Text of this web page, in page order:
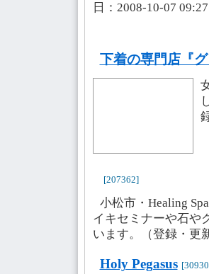
日：2008-10-07
下着の専門店『
[207362]
小松市・Healing
イキセミナーや石や
います。（登録・更
Holy Pegasus